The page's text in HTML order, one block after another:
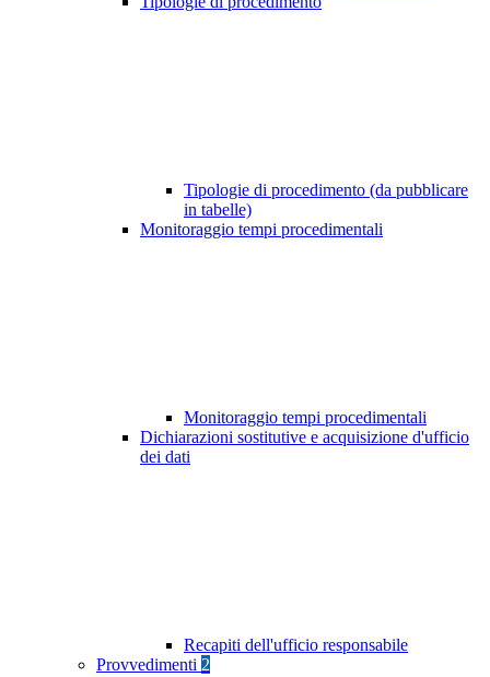
Tipologie di procedimento (da pubblicare
in tabelle)
Monitoraggio tempi procedimentali
Monitoraggio tempi procedimentali
Dichiarazioni sostitutive e acquisizione d'ufficio
dei dati
Recapiti dell'ufficio responsabile
Provvedimenti 2